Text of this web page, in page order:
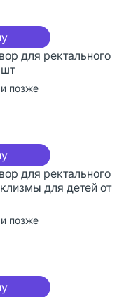
для ректального
позже
для ректального
для детей от
позже